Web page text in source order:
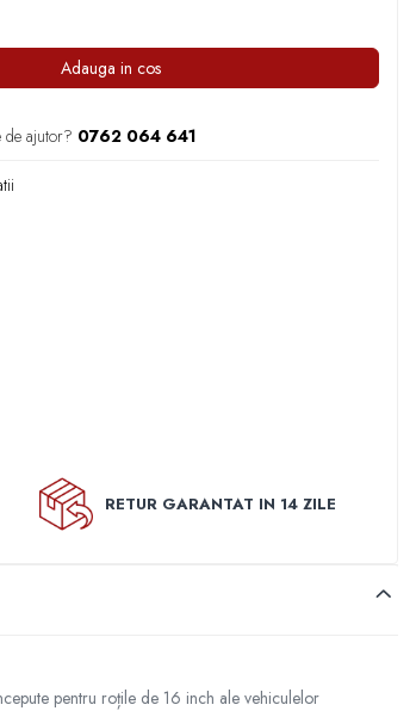
Adauga in cos
de ajutor? 0762 064 641
RETUR GARANTAT IN 14 ZILE
pentru roțile de 16 inch ale vehiculelor